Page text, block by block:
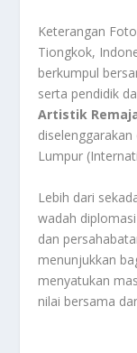
Keterangan
Tiongkok,
berkumpul
serta pendidik
Artistik Remaja
Lumpur
Lebih dari
wadah
dan
menunjukkan
menyatukan
nilai bersama